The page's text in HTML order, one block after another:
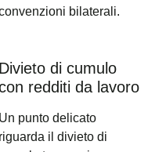
bilaterali.
Divieto di cumulo
redditi da lavoro
Un punto delicato
riguarda il divieto di